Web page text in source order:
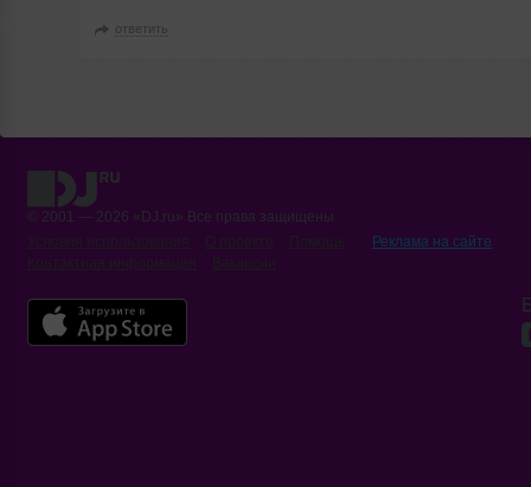
ответить
© 2001 — 2026 «DJ.ru» Все права защищены.
Реклама на сайте